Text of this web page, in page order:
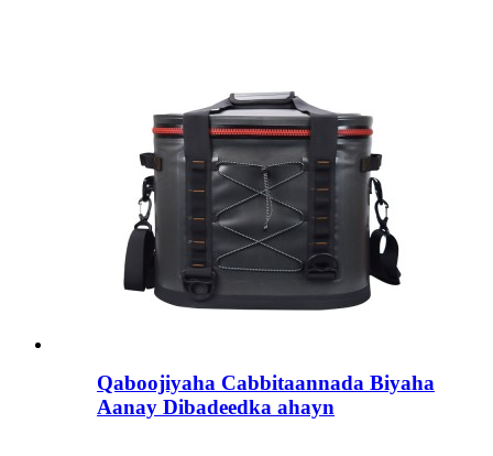
Qaboojiyaha Cabbitaannada Biyaha
Aanay Dibadeedka ahayn